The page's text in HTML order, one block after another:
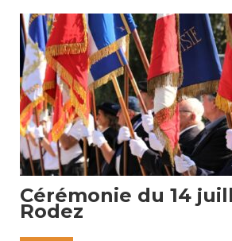
réalisées, heureusement sans gravité.
ont été orientés vers les urgences pour
contrôle Lors de cet événement, nos
étroitement collaboré avec les Sapeurs-
27 juillet 2025
Cérémonie du 14
Rodez